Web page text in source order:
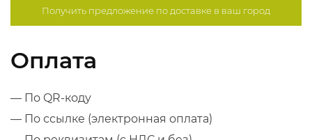
Получить предложение подоставке в ваш город
Оплата
— По QR-коду
— По ссылке (электронная оплата)